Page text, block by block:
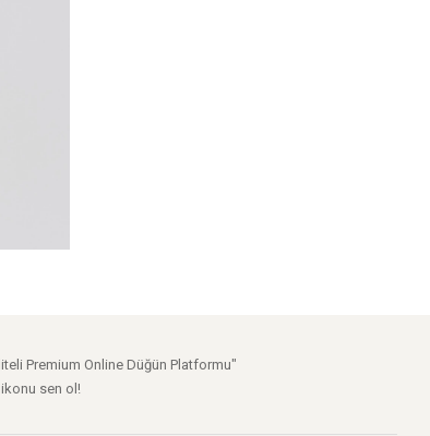
Premium Online Düğün Platformu"
sen ol!